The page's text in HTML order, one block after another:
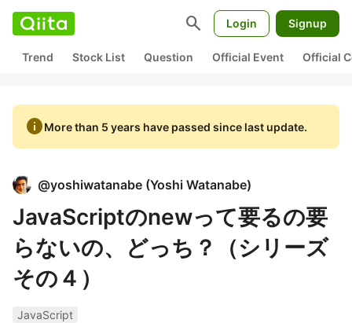
search Login Signup
Trend Stock List Question Official Event Official
infoMore than 5 years have passed since last update.
@yoshiwatanabe (Yoshi Watanabe)
JavaScriptのnewって要るの要
らないの、どっち？（シリーズ
その４）
JavaScript